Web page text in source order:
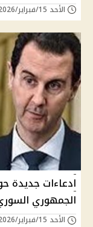
الأحد 15/فبراير/2026 - 04:37 م
ادعاءات جديدة
الجمهوري
الأحد 15/فبراير/2026 - 03:35 م